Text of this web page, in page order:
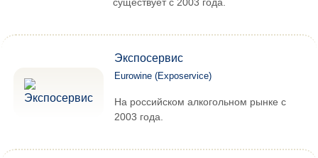
Экспосервис
Eurowine (Exposervice)
На российском алкогольном рынке с
2003 года.